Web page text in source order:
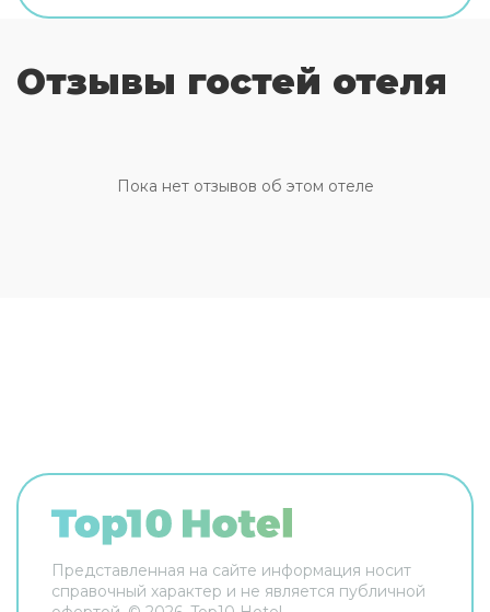
В гостевом доме есть бесплатный Wi-Fi. Для
путешественников на машине организована
передвижения возможна организация
трансфера. Доступная среда: работает лифт. А
Отзывы гостей отеля
Пока нет отзывов об этом отеле
Представленная на сайте информация носит
справочный характер и не является публичной